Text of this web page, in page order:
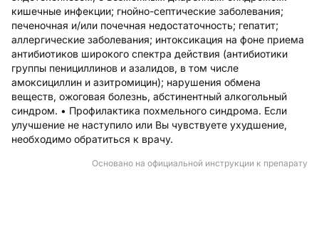
кишечные инфекции; гнойно-септические заболевания;
печеночная и/или почечная недостаточность; гепатит;
аллергические заболевания; интоксикация на фоне приема
антибиотиков широкого спектра действия (антибиотики
группы пенициллинов и азалидов, в том числе
амоксициллин и азитромицин); нарушения обмена
веществ, ожоговая болезнь, абстинентный алкогольный
синдром. • Профилактика похмельного синдрома. Если
улучшение не наступило или Вы чувствуете ухудшение,
необходимо обратиться к врачу.
Основано на официальной инструкции к препарату